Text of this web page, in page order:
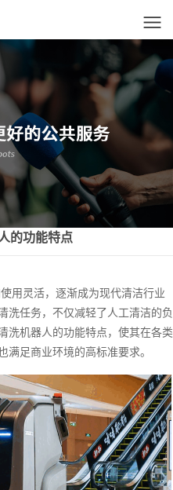
的功能特点
用灵活，逐渐成为现代清洁行业
洗任务，不仅减轻了人工清洁的负
洗机器人的功能特点，使其在各类
足商业环境的高标准要求。